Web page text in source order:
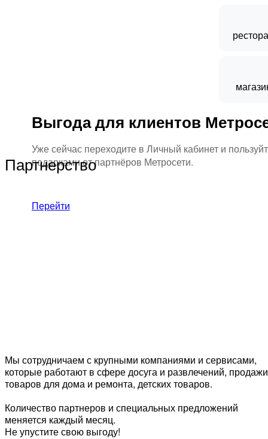
Выгода для клиентов
Уже сейчас переходите в Личный кабинет и
подарками от партнёров Метросети.
Перейти
Партнерство
Мы сотрудничаем с крупными компаниями и сервисами,
которые работают в сфере досуга и развлечений, продажи
товаров для дома и ремонта, детских товаров.
Количество партнеров и специальных предложений
меняется каждый месяц.
Не упустите свою выгоду!